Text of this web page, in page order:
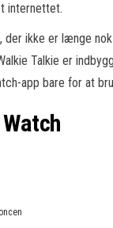
internettet.
der ikke er længe
Talkie er
app bare for at